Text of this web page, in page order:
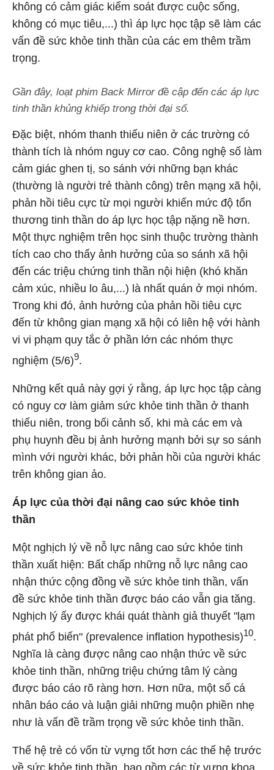
không có cảm giác kiểm soát được cuộc sống,
không có mục tiêu,...) thì áp lực học tập sẽ làm các
vấn đề sức khỏe tinh thần của các em thêm trầm
trọng.
Gần đây, loạt phim Back Mirror đề cập đến các áp lực
tinh thần khủng khiếp trong thời đại số.
Đặc biệt, nhóm thanh thiếu niên ở các trường có
thành tích là nhóm nguy cơ cao. Công nghệ số làm
cảm giác ghen tị, so sánh với những bạn khác
(thường là người trẻ thành công) trên mạng xã hội,
phản hồi tiêu cực từ mọi người khiến mức độ tổn
thương tinh thần do áp lực học tập nặng nề hơn.
Một thực nghiệm trên học sinh thuộc trường thành
tích cao cho thấy ảnh hưởng của so sánh xã hội
đến các triệu chứng tinh thần nội hiện (khó khăn
cảm xúc, nhiều lo âu,...) là nhất quán ở mọi nhóm.
Trong khi đó, ảnh hưởng của phản hồi tiêu cực
đến từ không gian mạng xã hội có liên hệ với hành
vi vi phạm quy tắc ở phần lớn các nhóm thực
nghiệm (5/6)9.
Những kết quả này gợi ý rằng, áp lực học tập càng
có nguy cơ làm giảm sức khỏe tinh thần ở thanh
thiếu niên, trong bối cảnh số, khi mà các em và
phụ huynh đều bị ảnh hưởng mạnh bởi sự so sánh
mình với người khác, bởi phản hồi của người khác
trên không gian ảo.
Áp lực của thời đại nâng cao sức khỏe tinh
thần
Một nghịch lý về nỗ lực nâng cao sức khỏe tinh
thần xuất hiện: Bất chấp những nỗ lực nâng cao
nhận thức cộng đồng về sức khỏe tinh thần, vấn
đề sức khỏe tinh thần được báo cáo vẫn gia tăng.
Nghịch lý ấy được khái quát thành giả thuyết "lạm
phát phổ biến" (prevalence inflation hypothesis)10.
Nghĩa là càng được nâng cao nhận thức về sức
khỏe tinh thần, những triệu chứng tâm lý càng
được báo cáo rõ ràng hơn. Hơn nữa, một số cá
nhân báo cáo và luận giải những muộn phiền nhẹ
như là vấn đề trầm trọng về sức khỏe tinh thần.
Thế hệ trẻ có vốn từ vựng tốt hơn các thế hệ trước
về sức khỏe tinh thần, bao gồm các từ vựng khoa